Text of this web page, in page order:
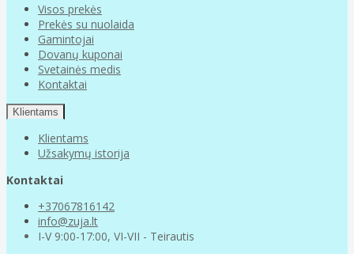
Visos prekės
Prekės su nuolaida
Gamintojai
Dovanų kuponai
Svetainės medis
Kontaktai
Klientams
Klientams
Užsakymų istorija
Kontaktai
+37067816142
info@zuja.lt
I-V 9:00-17:00, VI-VII - Teirautis